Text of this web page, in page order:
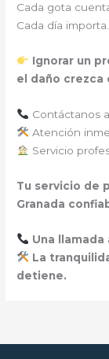
Cada gota
Cada día importa.
Ignorar un
el daño crezca
Contáctanos
Atención
Servicio
Tu servicio de
Granada
Una
La
detiene.